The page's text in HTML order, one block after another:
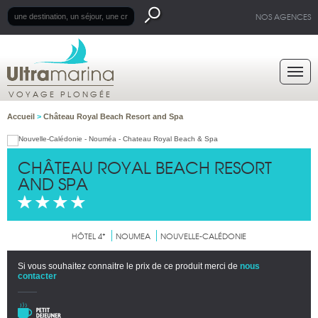
NOS AGENCES
VOYAGE PLONGÉE
Accueil > Château Royal Beach Resort and Spa
CHÂTEAU ROYAL BEACH RESORT
AND SPA
HÔTEL 4* NOUMEA NOUVELLE-CALÉDONIE
Si vous souhaitez connaitre le prix de ce produit merci de nous
contacter